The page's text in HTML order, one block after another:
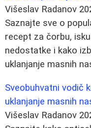
Višeslav Radanov
Saznajte sve o
recept za čorbu,
nedostatke i kako
uklanjanje masnih
Sveobuhvatni vodič
uklanjanje masnih
Višeslav Radanov